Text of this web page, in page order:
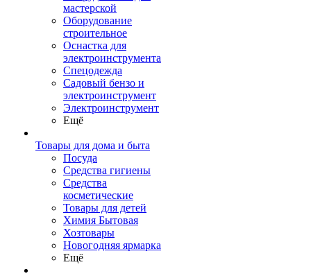
мастерской
Оборудование
строительное
Оснастка для
электроинструмента
Спецодежда
Садовый бензо и
электроинструмент
Электроинструмент
Ещё
Товары для дома и быта
Посуда
Средства гигиены
Средства
косметические
Товары для детей
Химия Бытовая
Хозтовары
Новогодняя ярмарка
Ещё